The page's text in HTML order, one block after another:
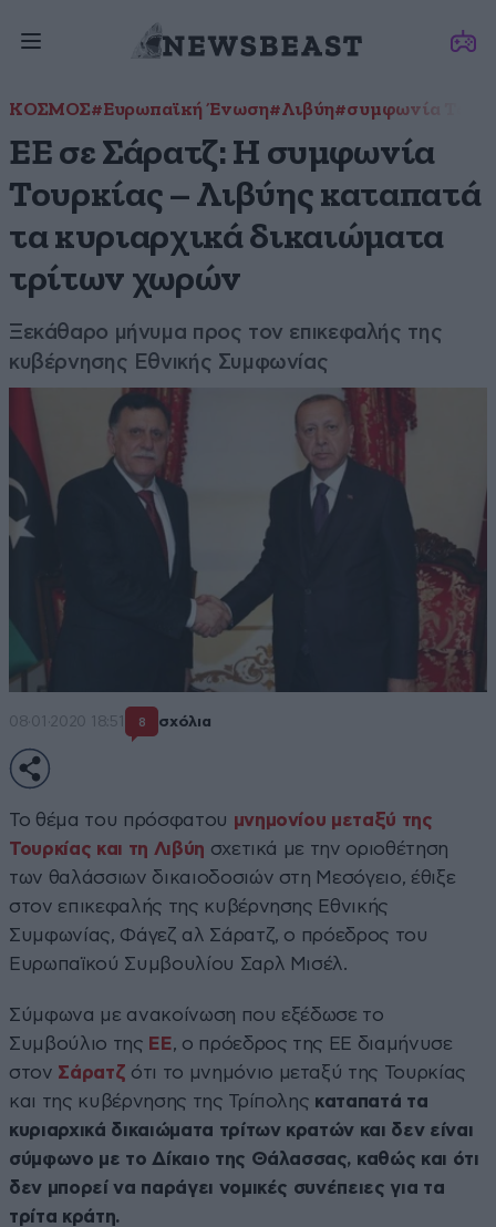
ΚΟΣΜΟΣ#Ευρωπαϊκή Ένωση#Λιβύη#συμφωνία
ΕΕ σε Σάρατζ: Η συμφωνία
Τουρκίας – Λιβύης καταπατά
τα κυριαρχικά δικαιώματα
τρίτων χωρών
Ξεκάθαρο μήνυμα προς τον επικεφαλής της
κυβέρνησης Εθνικής Συμφωνίας
08·01·2020 18:51 8 σχόλια
Το θέμα του πρόσφατου μνημονίου μεταξύ της
Τουρκίας και τη Λιβύη σχετικά με την οριοθέτηση
των θαλάσσιων δικαιοδοσιών στη Μεσόγειο, έθιξε
στον επικεφαλής της κυβέρνησης Εθνικής
Συμφωνίας, Φάγεζ αλ Σάρατζ, ο πρόεδρος του
Ευρωπαϊκού Συμβουλίου Σαρλ Μισέλ.
Σύμφωνα με ανακοίνωση που εξέδωσε το
Συμβούλιο της ΕΕ, ο πρόεδρος της ΕΕ διαμήνυσε
στον Σάρατζ ότι το μνημόνιο μεταξύ της Τουρκίας
και της κυβέρνησης της Τρίπολης καταπατά τα
κυριαρχικά δικαιώματα τρίτων κρατών και δεν είναι
σύμφωνο με το Δίκαιο της Θάλασσας, καθώς και ότι
δεν μπορεί να παράγει νομικές συνέπειες για τα
τρίτα κράτη.